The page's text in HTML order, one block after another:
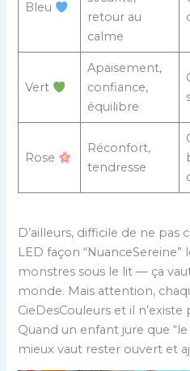
Bleu
retour au
calme
Vert
Apaisement,
confiance,
équilibre
Rose
Réconfort,
tendresse
D’ailleurs, difficile de ne pas
LED façon “NuanceSereine”
monstres sous le lit — ça
monde. Mais attention,
CieDesCouleurs et il
Quand un enfant jure que
mieux vaut rester ouvert et